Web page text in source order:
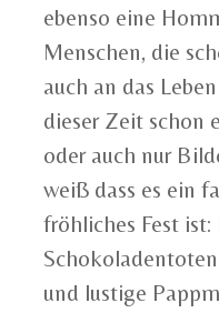
ebenso eine
Menschen, die
auch an das
dieser Zeit schon
oder auch nur
weiß dass es ein
fröhliches Fest
und lustige